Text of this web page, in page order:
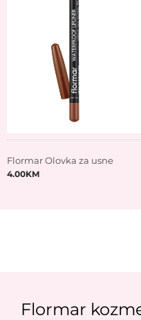
Flormar Olovka za usne
4.00KM
Flormar